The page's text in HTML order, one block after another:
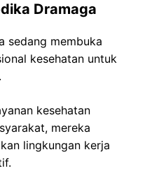
Dramaga
sedang membuka
kesehatan untuk
kesehatan
mereka
lingkungan kerja